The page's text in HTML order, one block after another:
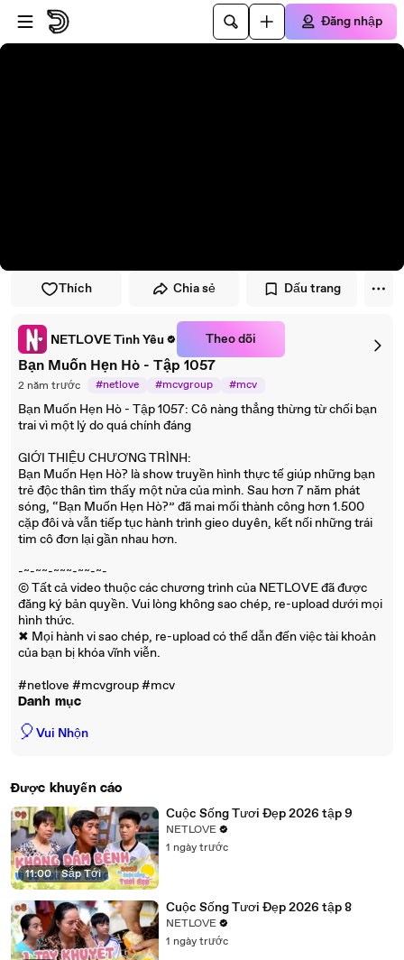
Đi đến trình phát
Đi đến nội dung chính
Đăng nhập
Thích Chia sẻ Dấu trang
NETLOVE Tình Yêu Theo dõi
Bạn Muốn Hẹn Hò - Tập 1057
2 năm trước #netlove #mcvgroup #mcv
Bạn Muốn Hẹn Hò - Tập 1057: Cô nàng thẳng thừng từ chối bạn
trai vì một lý do quá chính đáng
GIỚI THIỆU CHƯƠNG TRÌNH:
Bạn Muốn Hẹn Hò? là show truyền hình thực tế giúp những bạn
trẻ độc thân tìm thấy một nửa của mình. Sau hơn 7 năm phát
sóng, “Bạn Muốn Hẹn Hò?” đã mai mối thành công hơn 1.500
cặp đôi và vẫn tiếp tục hành trình gieo duyên, kết nối những trái
tim cô đơn lại gần nhau hơn.
-~-~~-~~~-~~-~-
© Tất cả video thuộc các chương trình của NETLOVE đã được
đăng ký bản quyền. Vui lòng không sao chép, re-upload dưới mọi
hình thức.
✖ Mọi hành vi sao chép, re-upload có thể dẫn đến việc tài khoản
của bạn bị khóa vĩnh viễn.
#netlove #mcvgroup #mcv
Danh mục
🎈Vui Nhộn
Được khuyến cáo
11:00 | Sắp Tới
Cuộc Sống Tươi Đẹp 2026 tập 9
NETLOVE
1 ngày trước
Cuộc Sống Tươi Đẹp 2026 tập 8
NETLOVE
1 ngày trước